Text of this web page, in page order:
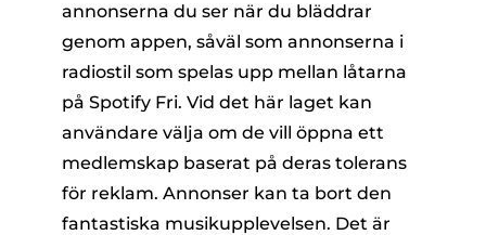
annonserna du ser när du bläddrar
genom appen, såväl som annonserna i
radiostil som spelas upp mellan låtarna
på Spotify Fri. Vid det här laget kan
användare välja om de vill öppna ett
medlemskap baserat på deras tolerans
för reklam. Annonser kan ta bort den
fantastiska musikupplevelsen. Det är